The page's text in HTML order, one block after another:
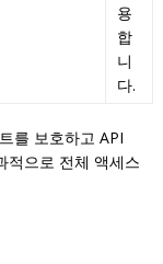
용
합
니
다.
를 보호하고 API
적으로 전체 액세스